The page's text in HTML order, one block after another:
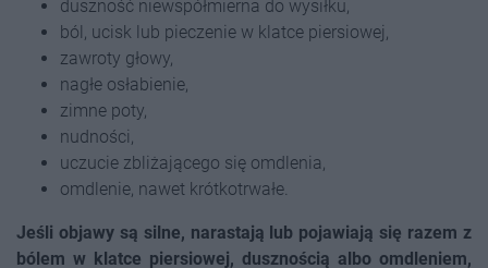
duszność niewspółmierna do wysiłku,
ból, ucisk lub pieczenie w klatce piersiowej,
zawroty głowy,
nagłe osłabienie,
zimne poty,
nudności,
uczucie zbliżającego się omdlenia,
omdlenie, nawet krótkotrwałe.
Jeśli objawy są silne, narastają lub pojawiają się razem z
bólem w klatce piersiowej, dusznością albo omdleniem,